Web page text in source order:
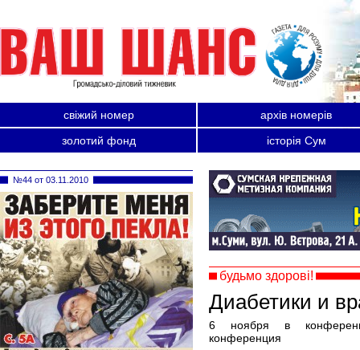
свіжий номер
архів номерів
золотий фонд
історія Сум
будьмо здорові!
Диабетики и
6 ноября в
конференция
№44 от 03.11.2010